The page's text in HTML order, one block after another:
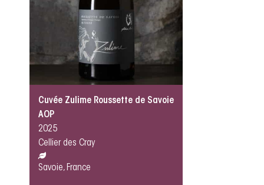
Cuvée Zulime Roussette de Savoie
AOP
2025
Cellier des Cray
Savoie, France